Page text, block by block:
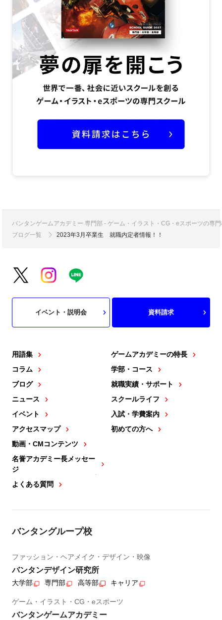
バンタンゲームアカデミー 専門部 - ゲーム・イラスト・CG・eスポーツの専
ブログ一覧
2023年3月卒業生 就職内定者情報！！
用語集
コラム
ブログ
ニュース
イベント
アクセスマップ
動画・CMコンテンツ
名誉アカデミー長メッセー
ジ
よくある質問
ゲームアカデミーの特長
学部・コース
就職実績・サポート
スクールライフ
入試・学費案内
初めての方へ
イベント・説明会 資料請求
バンタングループ校
ファッション・ヘアメイク・デザイン・映像
バンタンデザイン研究所
大学部 専門部 高等部 キャリア
ゲーム・イラスト・CG・eスポーツ
バンタンゲームアカデミー